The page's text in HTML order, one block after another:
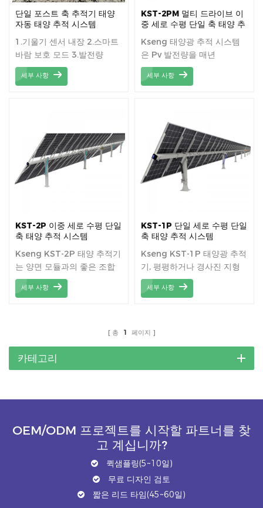
단일 포스트 축 추적기 태양
자동 태양 추적 시스템
1.기울기 센서 내장 2.스마트
바람 보호 모드 3.발전량
15~35% 증가 4.AC 전원 또
는 자체 전원 공급 옵션
세부 사항
KST-2PM 멀티 드라이브 이
중 세로 수평 단일 축 태양 추
Kseng 태양광 추적 시스템
은 Pv 발전량을 매년
15%-30% 증가시킬 수 있습
니다.
세부 사항
KST-2P 이중 세로 수평 단일
축 태양 추적 시스템
Kseng KST-2P 태양 추적기
는 양면 모듈과의 좋은 조합
을 달성하고 중간 높은 풍하
중 영역에 적합합니다.
세부 사항
KST-1P 단일 세로 수평 단일
축 태양 추적 시스템
Kseng KST-1P 태양광 추적
기, 평평하거나 경사진 지형
모두를 위한 비용 효율적인
태양 추적 솔루션.
세부 사항
총 1 페이지
카테고리
OEM/ODM 프로젝트를 시작할 파트너를 찾
고 계십니까?
퀵샘플링(5~10일)
무료 디자인 검토
짧은 리드 타임(45~60일)